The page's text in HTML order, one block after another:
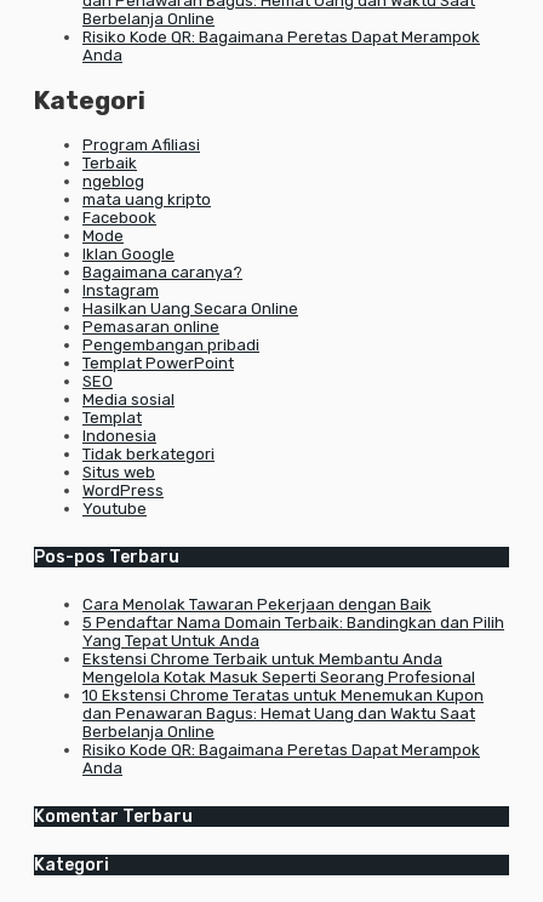
Berbelanja Online
Risiko Kode QR: Bagaimana Peretas Dapat Merampok
Anda
Kategori
Program Afiliasi
Terbaik
ngeblog
mata uang kripto
Facebook
Mode
Iklan Google
Bagaimana caranya?
Instagram
Hasilkan Uang Secara Online
Pemasaran online
Pengembangan pribadi
Templat PowerPoint
SEO
Media sosial
Templat
Indonesia
Tidak berkategori
Situs web
WordPress
Youtube
Pos-pos Terbaru
Cara Menolak Tawaran Pekerjaan dengan Baik
5 Pendaftar Nama Domain Terbaik: Bandingkan dan Pilih
Yang Tepat Untuk Anda
Ekstensi Chrome Terbaik untuk Membantu Anda
Mengelola Kotak Masuk Seperti Seorang Profesional
10 Ekstensi Chrome Teratas untuk Menemukan Kupon
dan Penawaran Bagus: Hemat Uang dan Waktu Saat
Berbelanja Online
Risiko Kode QR: Bagaimana Peretas Dapat Merampok
Anda
Komentar Terbaru
Kategori